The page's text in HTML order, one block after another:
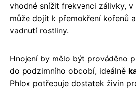
vhodné snížit frekvenci zálivky, v
může dojít k přemokření kořenů
vadnutí rostliny.
Hnojení by mělo být prováděno
do podzimního období, ideálně
Phlox potřebuje dostatek živin